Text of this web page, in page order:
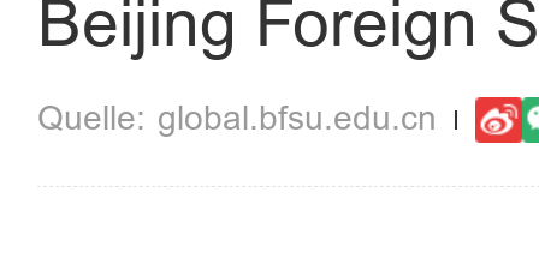
Beijing Foreign
global.bfsu.edu.cn